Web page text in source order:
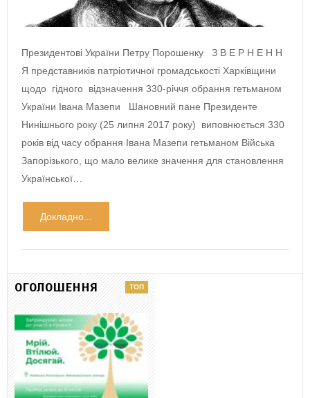
Президентові України Петру Порошенку З В Е Р Н Е Н Н
Я представників патріотичної громадськості Харківщини
щодо гідного відзначення 330-річчя обрання гетьманом
України Івана Мазепи Шановний пане Президенте
Нинішнього року (25 липня 2017 року) виповнюється 330
років від часу обрання Івана Мазепи гетьманом Війська
Запорізького, що мало велике значення для становлення
Української…
Докладно...
ОГОЛОШЕННЯ